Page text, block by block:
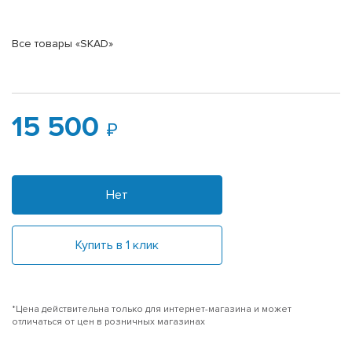
Все товары «SKAD»
15 500
Нет
Купить в 1 клик
*Цена действительна только для интернет-магазина и может
отличаться от цен в розничных магазинах